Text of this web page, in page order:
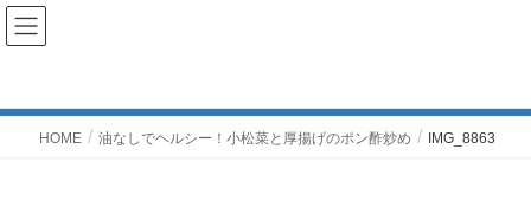
HOME 油なしでヘルシー！小松菜と厚揚げのポン酢炒め IMG_8863